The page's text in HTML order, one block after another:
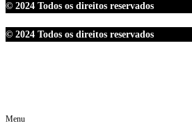
© 2024 Todos os direitos reservados
© 2024 Todos os direitos reservados
Menu